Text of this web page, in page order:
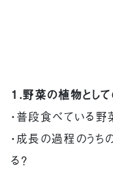
1.野菜の植物とし
・普段食べている
・成長の過程のう
る？